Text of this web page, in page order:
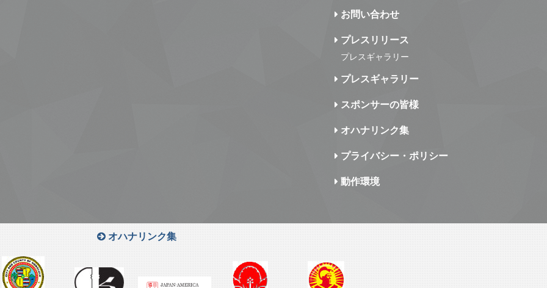
お問い合わせ
プレスリリース
プレスギャラリー
プレスギャラリー
スポンサーの皆様
オハナリンク集
プライバシー・ポリシー
動作環境
オハナリンク集